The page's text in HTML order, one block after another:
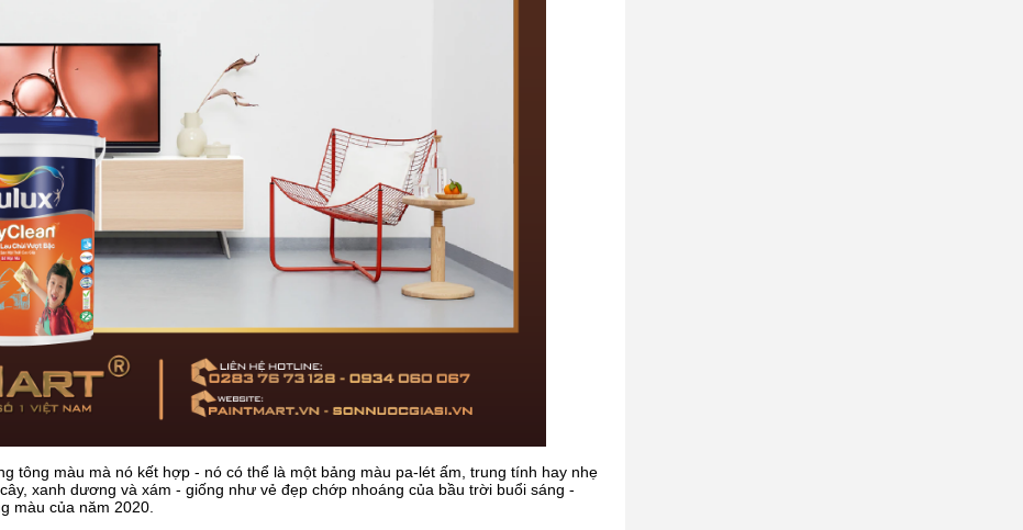
tông màu mà nó kết hợp - nó có thể là một bảng màu pa-lét ấm, trung tính hay nhẹ
xanh dương và xám - giống như vẻ đẹp chớp nhoáng của bầu trời buổi sáng -
màu của năm 2020.